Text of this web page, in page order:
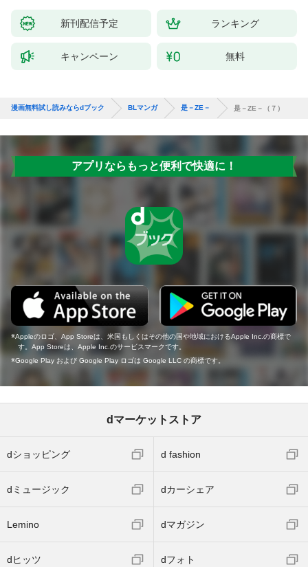
新刊配信予定 ランキング
キャンペーン 無料
漫画無料試し読みならdブック BLマンガ 是－ZE－ 是－ZE－（７）
アプリならもっと便利で快適に！
Appleのロゴ、App Storeは、米国もしくはその他の国や地域におけるApple Inc.の商標で
す。App Storeは、Apple Inc.のサービスマークです。
Google Play および Google Play ロゴは Google LLC の商標です。
dマーケットストア
dショッピング d fashion
dミュージック dカーシェア
Lemino dマガジン
dヒッツ dフォト